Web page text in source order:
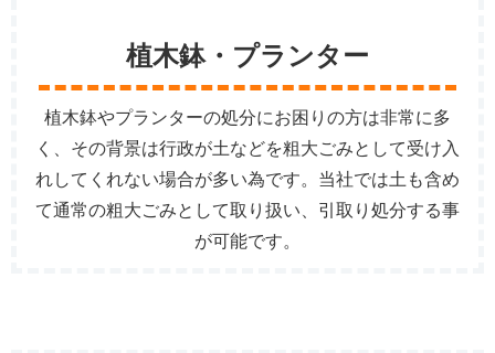
植木鉢・プランター
植木鉢やプランターの処分にお困りの方は非常に多
く、その背景は行政が土などを粗大ごみとして受け入
れしてくれない場合が多い為です。当社では土も含め
て通常の粗大ごみとして取り扱い、引取り処分する事
が可能です。